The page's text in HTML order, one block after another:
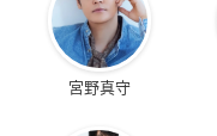
宮野真守